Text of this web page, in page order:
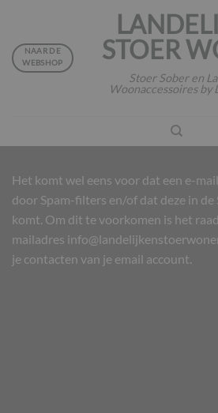
inhoud
STOER
Stoer Sober en
Woonaccessoires by
NAAR DE
WEBSHOP
Het komt wel eens voor dat een e-
door Spam-filters en/of dat deze in
komt. Om dit te voorkomen is het
mailadres
je contacten van je email account.